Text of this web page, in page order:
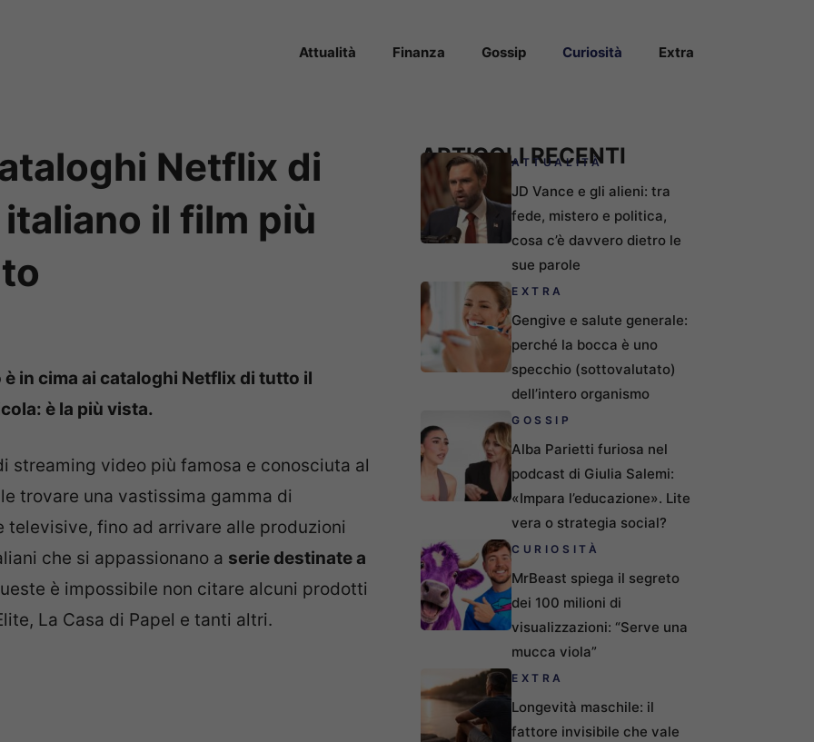
Attualità Finanza Gossip Curiosità Extra
Netflix di
il film più
in cima ai cataloghi Netflix di tutto il
è la più vista.
streaming video più famosa e conosciuta al
trovare una vastissima gamma di
fino ad arrivare alle produzioni
che si appassionano a serie destinate a
è impossibile non citare alcuni prodotti
La Casa di Papel e tanti altri.
ARTICOLI RECENTI
ATTUALITÀ
JD Vance e gli alieni: tra
fede, mistero e politica,
cosa c’è davvero dietro le
sue parole
EXTRA
Gengive e salute generale:
perché la bocca è uno
specchio (sottovalutato)
dell’intero organismo
GOSSIP
Alba Parietti furiosa nel
podcast di Giulia Salemi:
«Impara l’educazione». Lite
vera o strategia social?
CURIOSITÀ
MrBeast spiega il segreto
dei 100 milioni di
visualizzazioni: “Serve una
mucca viola”
EXTRA
Longevità maschile: il
fattore invisibile che vale